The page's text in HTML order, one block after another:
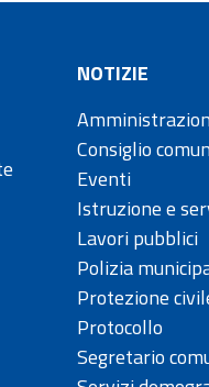
NOTIZIE
Consiglio
Eventi
Istruzione e
Lavori pubblici
Polizia
Protezione
Protocollo
Segretario